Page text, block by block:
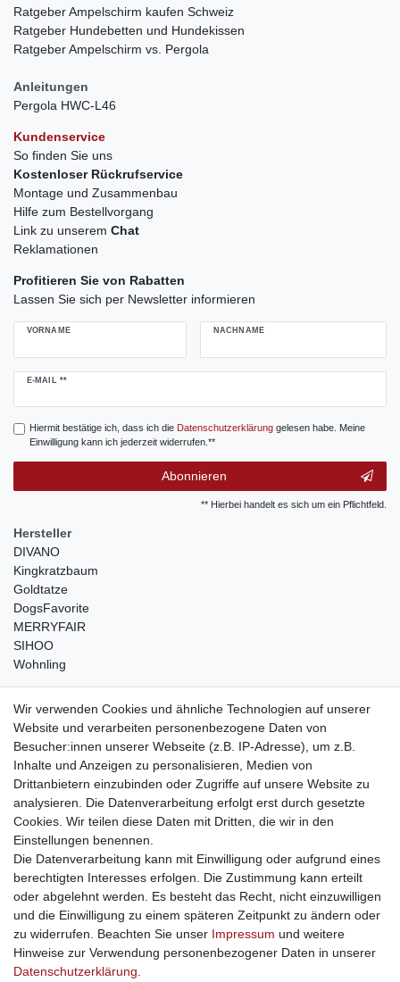
Ratgeber Ampelschirm kaufen Schweiz
Ratgeber Hundebetten und Hundekissen
Ratgeber Ampelschirm vs. Pergola
Anleitungen
Pergola HWC-L46
Kundenservice
So finden Sie uns
Kostenloser Rückrufservice
Montage und Zusammenbau
Hilfe zum Bestellvorgang
Link zu unserem Chat
Reklamationen
Profitieren Sie von Rabatten
Lassen Sie sich per Newsletter informieren
VORNAME NACHNAME
E-MAIL **
Newsletter
Hiermit bestätige ich, dass ich die Daten­schutz­erklärunggelesen habe. Meine
Einwilligung kann ich jederzeit widerrufen.**
Abonnieren
** Hierbei handelt es sich um ein Pflichtfeld.
Hersteller
DIVANO
Kingkratzbaum
Goldtatze
DogsFavorite
MERRYFAIR
SIHOO
Wohnling
weitere Shops
traumlampen- Lampen und Kronleuchter
kinderwagencenter- Exklusive und günstige Kinderwagen
gastrogeraete24- alles für Gastronomie und Imbiss
soziale Medien
Facebook
sicher einkaufen
Sichere Bestellung und Zahlung via SSL Verschlüsselung
Wir verwenden Cookies und ähnliche Technologien auf unserer
Website und verarbeiten personenbezogene Daten von
Besucher:innen unserer Webseite (z.B. IP-Adresse), um z.B.
Inhalte und Anzeigen zu personalisieren, Medien von
Drittanbietern einzubinden oder Zugriffe auf unsere Website zu
analysieren. Die Datenverarbeitung erfolgt erst durch gesetzte
Cookies. Wir teilen diese Daten mit Dritten, die wir in den
Einstellungen benennen.
Die Datenverarbeitung kann mit Einwilligung oder aufgrund eines
berechtigten Interesses erfolgen. Die Zustimmung kann erteilt
oder abgelehnt werden. Es besteht das Recht, nicht einzuwilligen
und die Einwilligung zu einem späteren Zeitpunkt zu ändern oder
zu widerrufen. Beachten Sie unser Impressum und weitere
Hinweise zur Verwendung personenbezogener Daten in unserer
Daten­schutz­erklärung